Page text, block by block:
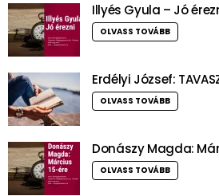
Illyés Gyula – Jó
OLVASS TOVÁBB
Erdélyi József:
OLVASS TOVÁBB
Donászy Magda:
OLVASS TOVÁBB